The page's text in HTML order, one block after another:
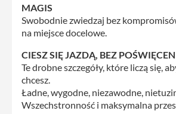
MAGIS
Swobodnie zwiedzaj bez
na miejsce docelowe.
CIESZ SIĘ JAZDĄ, BEZ
Te drobne szczegóły, które liczą się,
chcesz.
Ładne, wygodne, niezawodne,
Wszechstronność i maksymalna